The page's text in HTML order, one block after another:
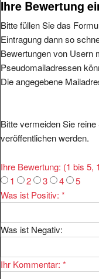
Ihre Bewertung
Bitte füllen Sie das
Eintragung dann so
Bewertungen von Usern
Pseudomailadressen
Die angegebene
Bitte vermeiden Sie
veröffentlichen werden.
Ihre Bewertung: (1 bis 5,
1
2 3 4
5
Was ist Positiv: *
Was ist Negativ:
Ihr Kommentar: *